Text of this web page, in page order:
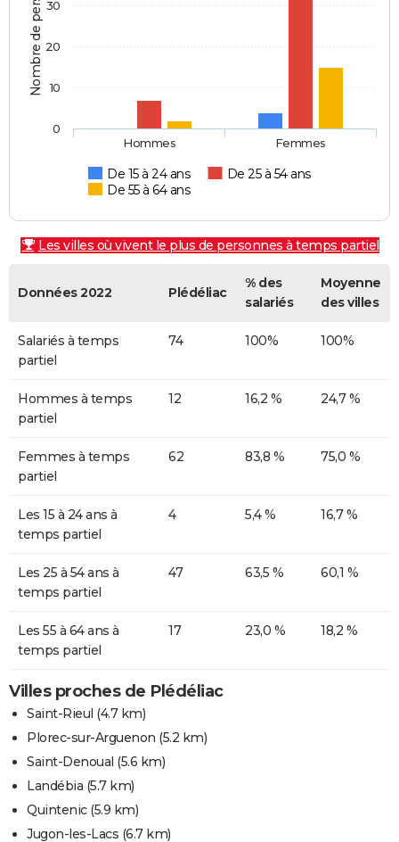
De 15 à 24 ans
De 25 à 54 ans
De 55 à 64 ans
Hommes Femmes
0
10
20
30
Les villes où vivent le plus de personnes à temps partiel
Données 2022 Plédéliac
% des
salariés
Moyenne
des villes
Salariés à temps
partiel
74 100% 100%
Hommes à temps
partiel
12 16,2 % 24,7 %
Femmes à temps
partiel
62 83,8 % 75,0 %
Les 15 à 24 ans à
temps partiel
4 5,4 % 16,7 %
Les 25 à 54 ans à
temps partiel
47 63,5 % 60,1 %
Les 55 à 64 ans à
temps partiel
17 23,0 % 18,2 %
Villes proches de Plédéliac
Saint-Rieul (4.7 km)
Plorec-sur-Arguenon (5.2 km)
Saint-Denoual (5.6 km)
Landébia (5.7 km)
Quintenic(5.9 km)
Jugon-les-Lacs (6.7 km)